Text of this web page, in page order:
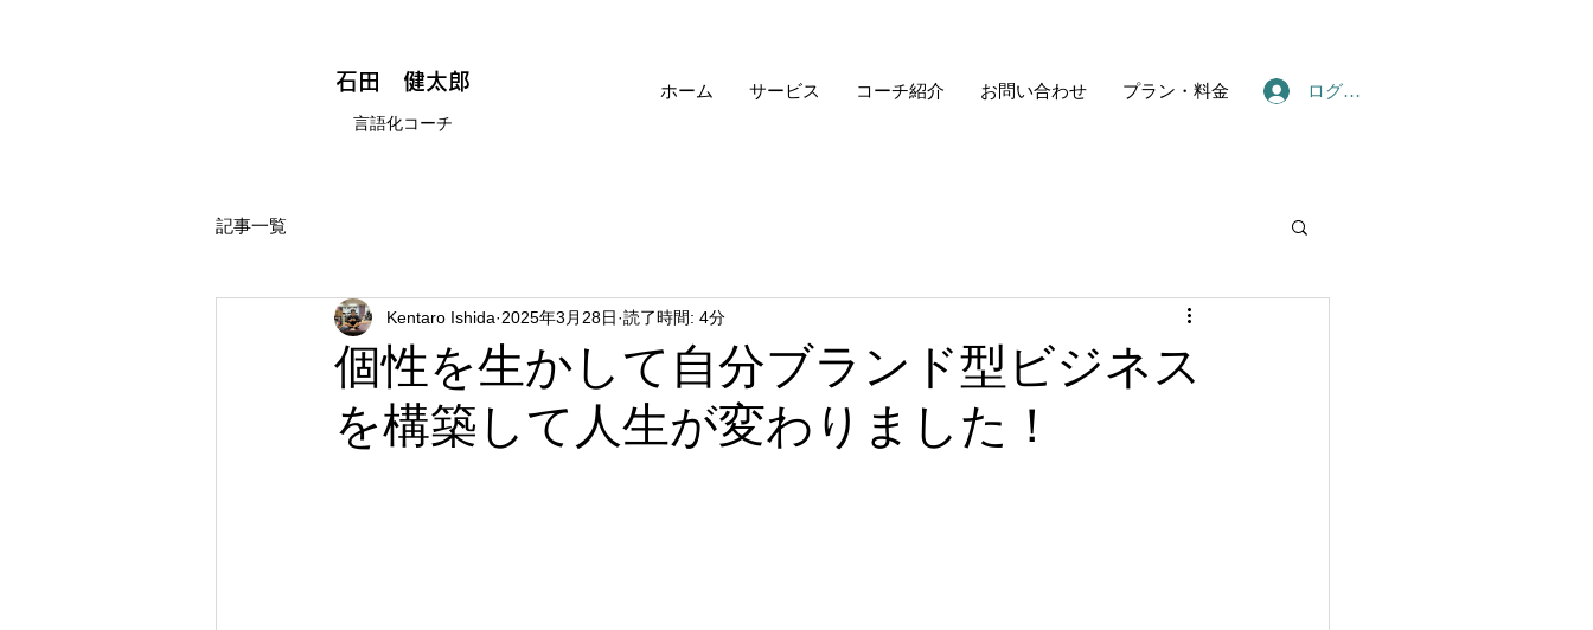
石田 健太郎
言語化コーチ
ホーム サービス コーチ紹介 お問い合わせ プラン・料金 ログイン
記事一覧
個性を生かして自分ブランド型ビジネス
を構築して人生が変わりました！
Kentaro Ishida 2025年3月28日 読了時間: 4分